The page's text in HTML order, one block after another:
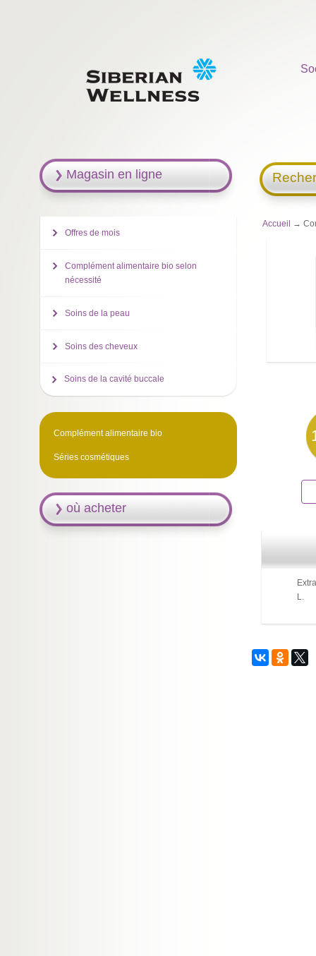
Accueil →
L.
Magasin en ligne
Offres de mois
Complément alimentaire bio selon
nécessité
Soins de la peau
Soins des cheveux
Soins de la cavité buccale
Complément alimentaire bio
Séries cosmétiques
où acheter